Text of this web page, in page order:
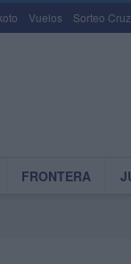
Vuelos Sorteo
FRONTERA